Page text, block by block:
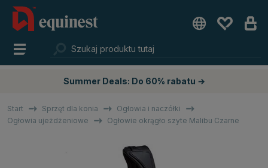
Summer Deals: Do 60% rabatu →
Start Sprzęt dla konia
Ogłowia i naczółki
Ogłowia ujeżdżeniowe
Ogłowie okrągło szyte Malibu Czarne